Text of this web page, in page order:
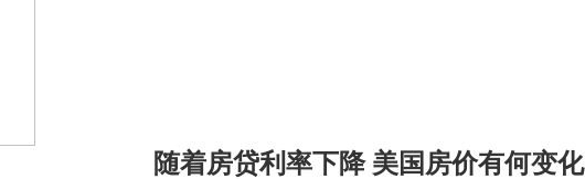
随着房贷利率下降 美国房价有何变